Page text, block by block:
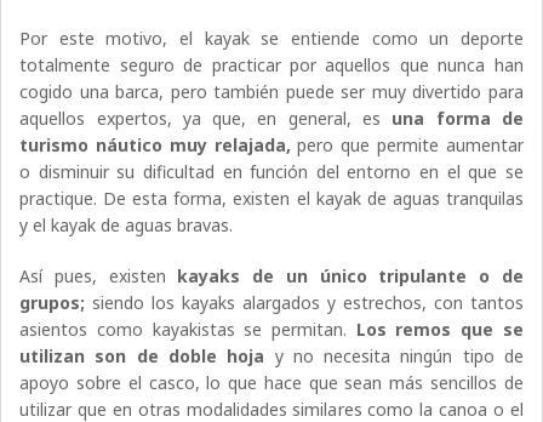
Por este motivo, el kayak se entiende como un deporte
totalmente seguro de practicar por aquellos que nunca han
cogido una barca, pero también puede ser muy divertido para
aquellos expertos, ya que, en general, es una forma de
turismo náutico muy relajada, pero que permite aumentar
o disminuir su dificultad en función del entorno en el que se
practique. De esta forma, existen el kayak de aguas tranquilas
y el kayak de aguas bravas.
Así pues, existen kayaks de un único tripulante o de
grupos; siendo los kayaks alargados y estrechos, con tantos
asientos como kayakistas se permitan. Los remos que se
utilizan son de doble hoja y no necesita ningún tipo de
apoyo sobre el casco, lo que hace que sean más sencillos de
utilizar que en otras modalidades similares como la canoa o el